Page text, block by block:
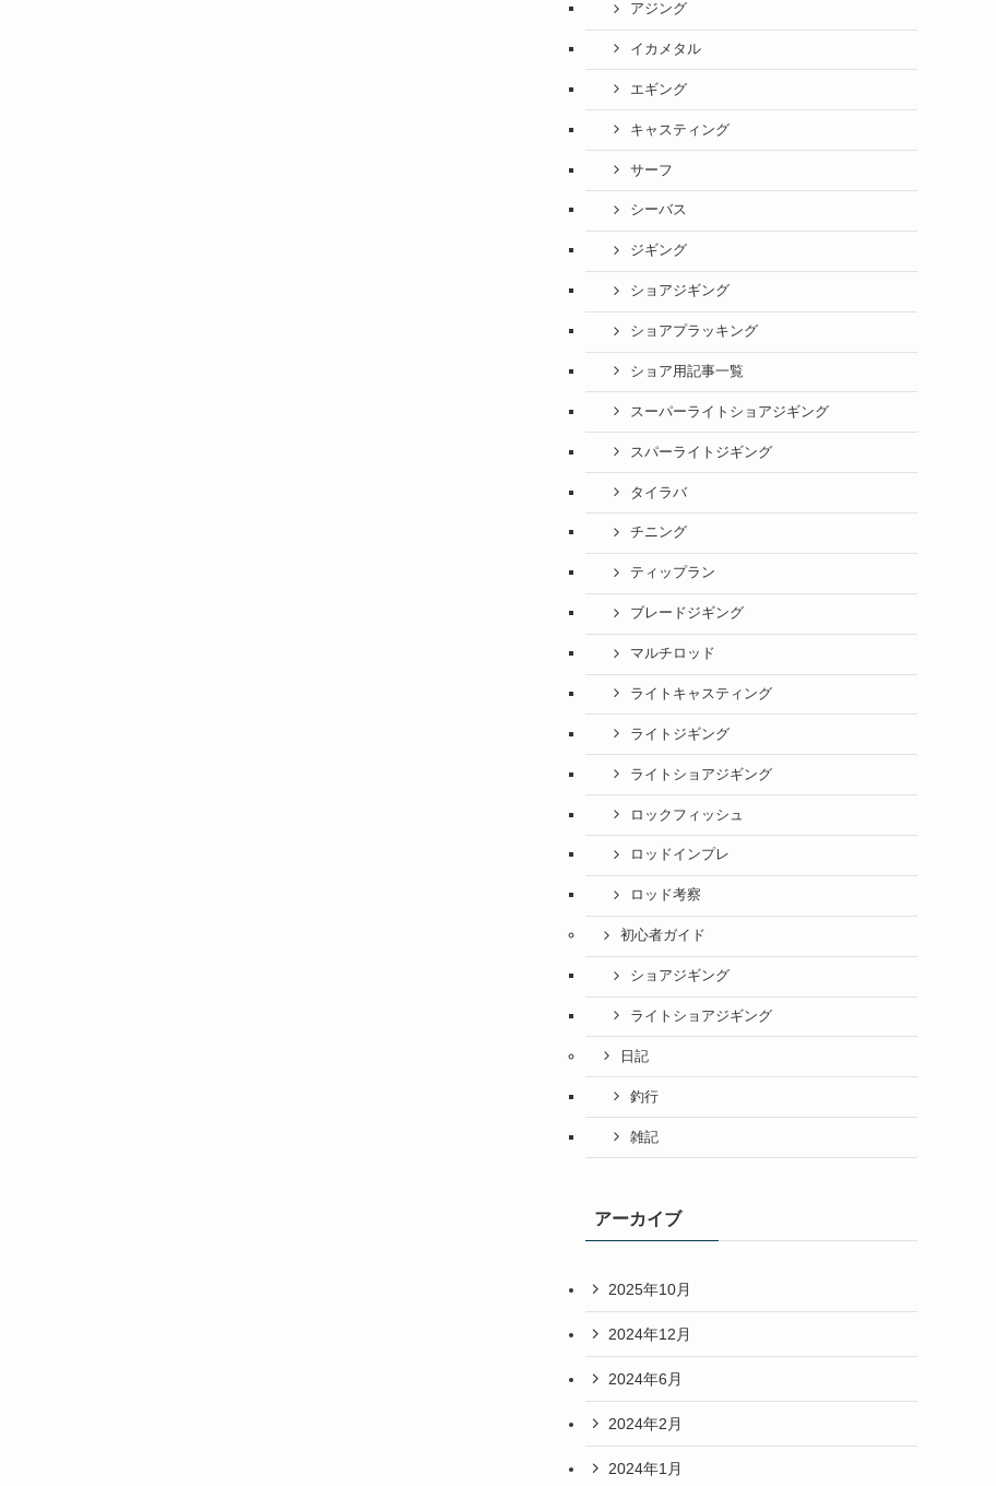
アジング
イカメタル
エギング
キャスティング
サーフ
シーバス
ジギング
ショアジギング
ショアプラッキング
ショア用記事一覧
スーパーライトショアジギング
スパーライトジギング
タイラバ
チニング
ティップラン
ブレードジギング
マルチロッド
ライトキャスティング
ライトジギング
ライトショアジギング
ロックフィッシュ
ロッドインプレ
ロッド考察
初心者ガイド
ショアジギング
ライトショアジギング
日記
釣行
雑記
アーカイブ
2025年10月
2024年12月
2024年6月
2024年2月
2024年1月